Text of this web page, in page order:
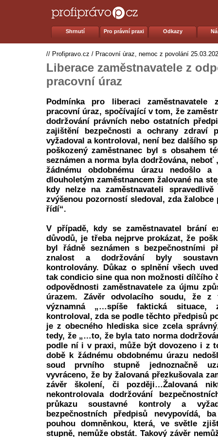
Shrnutí Pro právní praxi Odkazy
// Profipravo.cz / Pracovní úraz, nemoc z povolání
Liberace zaměstnavatele z
pracovní úraz
Podmínka pro liberaci zaměstnavatele
pracovní úraz, spočívající v tom, že
dodržování právních nebo ostatních
zajištění bezpečnosti a ochrany zdraví
vyžadoval a kontroloval, není bez dalšího
poškozený zaměstnanec byl s obsahem
seznámen a norma byla dodržována, neboť
žádnému obdobnému úrazu nedošlo
dlouholetým zaměstnancem žalované na
kdy nelze na zaměstnavateli
zvýšenou pozorností sledoval, zda
řídí“.
V případě, kdy se zaměstnavatel brání
důvodů, je třeba nejprve prokázat, že
byl řádně seznámen s bezpečnostními
znalost a dodržování byly
kontrolovány. Důkaz o splnění všech
tak condicio sine qua non možnosti dílčího
odpovědnosti zaměstnavatele za újmu
úrazem. Závěr odvolacího soudu, že z
významná „…spíše faktická situace,
kontroloval, zda se podle těchto předpisů
je z obecného hlediska sice zcela
tedy, že „…to, že byla tato norma
podle ní i v praxi, může být dovozeno i z
době k žádnému obdobnému úrazu
soud prvního stupně jednoznačně
vyvráceno, že by žalovaná přezkušovala
závěr školení, či později…Žalovaná
nekontrolovala dodržování
průkazu soustavné kontroly a
bezpečnostních předpisů nevypovídá,
pouhou domněnkou, která, ve světle
stupně, nemůže obstát. Takový závěr